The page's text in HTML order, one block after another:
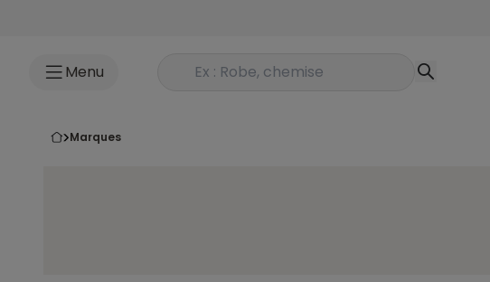
Menu Rechercher un produit
marques